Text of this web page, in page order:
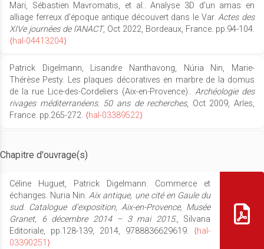
Mari, Sébastien Mavromatis, et al.. Analyse 3D d'un amas en
alliage ferreux d'époque antique découvert dans le Var.Actes des
XIVe journées de l'ANACT, Oct 2022, Bordeaux, France. pp.94-104.
⟨hal-04413204⟩
Patrick Digelmann, Lisandre Nanthavong, Núria Nin, Marie-
Thérèse Pesty. Les plaques décoratives en marbre de la domus
de la rue Lice-des-Cordeliers (Aix-en-Provence).. Archéologie des
rivages méditerranéens. 50 ans de recherches, Oct 2009, Arles,
France. pp.265-272. ⟨hal-03389522⟩
Chapitre d'ouvrage(s)
Céline Huguet, Patrick Digelmann. Commerce et
échanges. Nuria Nin.Aix antique, une cité en Gaule du
sud. Catalogue d’exposition, Aix-en-Provence, Musée
Granet, 6 décembre 2014 – 3 mai 2015., Silvana
Editoriale, pp.128-139, 2014, 9788836629619. ⟨hal-
03390251⟩